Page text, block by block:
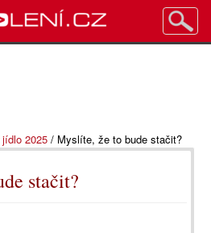
2025 / Myslíte, že to bude stačit?
stačit?